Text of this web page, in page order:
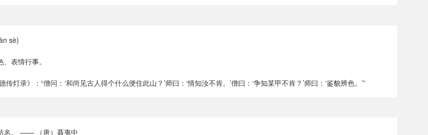
sè)
表情行事。
传灯录》：“僧问：‘和尚见古人得个什么便住此山？’师曰：‘情知汝不肯。’僧曰：‘争知某甲不肯？’师曰：‘鉴貌辨色。’”
名。 —— （唐）聂夷中